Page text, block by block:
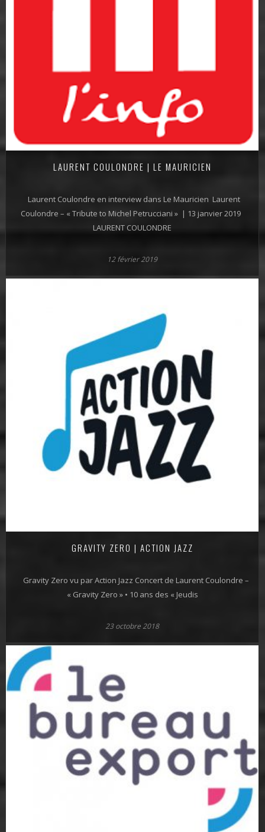
LAURENT COULONDRE | LE MAURICIEN
Laurent Coulondre en interview dans Le Mauricien Laurent
Coulondre – « Tribute to Michel Petrucciani » | 13 janvier 2019
LAURENT COULONDRE
12 février 2019
GRAVITY ZERO | ACTION JAZZ
Gravity Zero vu par Action Jazz Concert de Laurent Coulondre –
« Gravity Zero » • 10 ans des « Jeudis
23 octobre 2018